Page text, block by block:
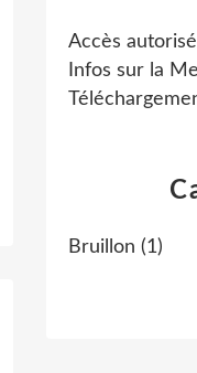
Bruillon (1)
Accès autorisé
Infos sur la